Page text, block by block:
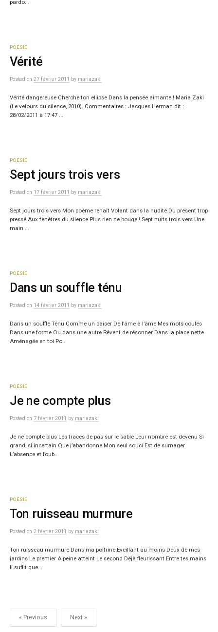
pardo...
POÉSIE
Vérité
Posted on 27 février 2011 by mariazaki
Vérité dangereuse Cherche ton ellipse Dans la pensée aimante ! Maria Zaki
(Le velours du silence, 2010). Commentaires : Jacques Herman dit :
28/02/2011 à 17:47 ...
POÉSIE
Sept jours trois vers
Posted on 17 février 2011 by mariazaki
Sept jours trois vers Mon poème renaît Volant dans la nudité Du présent trop
pressé Aux fenêtres du silence Plus rien ne bouge ! Sept nuits trois vers Une
main ...
POÉSIE
Dans un souffle ténu
Posted on 14 février 2011 by mariazaki
Dans un souffle Ténu Comme un baiser De l’âme à l’âme Mes mots coulés
Dans une forme Ou dans une autre Rêvent de résonner Dans la place nette
Aménagée en toi Po...
POÉSIE
Je ne compte plus
Posted on 7 février 2011 by mariazaki
Je ne compte plus Les traces de pas sur le sable Leur nombre est devenu Si
grand, si incertain Que j’abandonne Mon seul souci Est de surnager
L’absence et l’oub...
POÉSIE
Ton ruisseau murmure
Posted on 2 février 2011 by mariazaki
Ton ruisseau murmure Dans ma poitrine Eveillant au moins Deux de mes
jardins Le premier A peine atteint Le second Déjà fleurissant Entre tes mains
Il suffit que...
Navigation
« Previous Next »